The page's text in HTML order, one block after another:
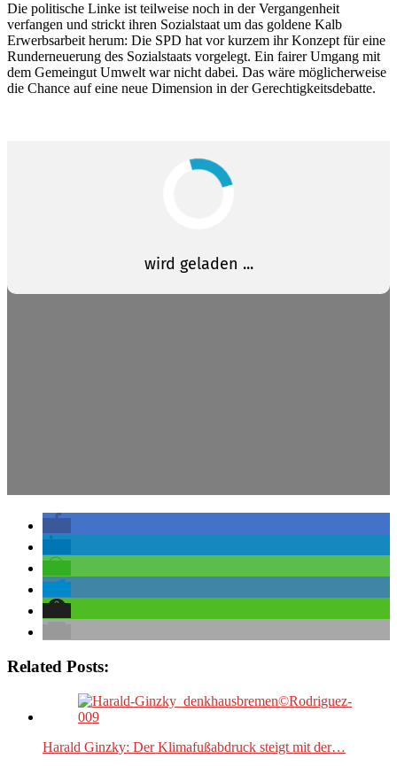
Die politische Linke ist teilweise noch in der Vergangenheit
verfangen und strickt ihren Sozialstaat um das goldene Kalb
Erwerbsarbeit herum: Die SPD hat vor kurzem ihr Konzept für eine
Runderneuerung des Sozialstaats vorgelegt. Ein fairer Umgang mit
dem Gemeingut Umwelt war nicht dabei. Das wäre möglicherweise
die Chance auf eine neue Dimension in der Gerechtigkeitsdebatte.
Related Posts:
Harald Ginzky: Der Klimafußabdruck steigt mit der…